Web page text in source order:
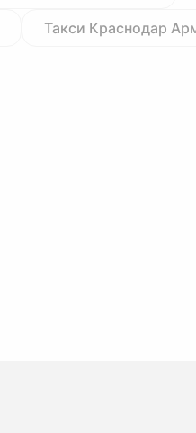
Такси Краснодар